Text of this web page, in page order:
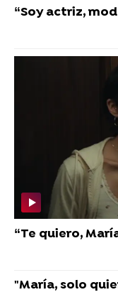
“Soy actriz,
“Te quiero,
"María, solo